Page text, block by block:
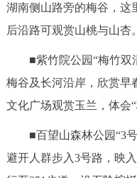
湖南侧山路旁的梅谷，这
后沿路可观赏山桃与山杏。
■紫竹院公园“梅竹双
梅谷及长河沿岸，欣赏早
文化广场观赏玉兰，体会
■百望山森林公园“3号
避开人群步入3号路，映